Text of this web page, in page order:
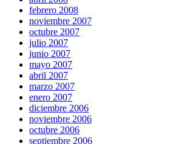
febrero 2008
noviembre 2007
octubre 2007
julio 2007
junio 2007
mayo 2007
abril 2007
marzo 2007
enero 2007
diciembre 2006
noviembre 2006
octubre 2006
septiembre 2006